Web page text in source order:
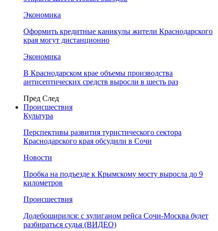
Экономика
Оформить кредитные каникулы жители Краснодарского
края могут дистанционно
Экономика
В Краснодарском крае объемы производства
антисептических средств выросли в шесть раз
Пред След
Происшествия
Культура
Перспективы развития туристического сектора
Краснодарского края обсудили в Сочи
Новости
Пробка на подъезде к Крымскому мосту выросла до 9
километров
Происшествия
Додебоширился: с хулиганом рейса Сочи-Москва будет
разбираться судья (ВИДЕО)